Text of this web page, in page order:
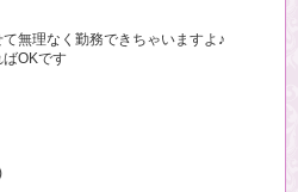
無理なく勤務できちゃいますよ♪
OKです